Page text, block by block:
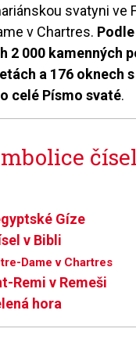
svatyni ve
v Chartres.
2 000 kamenných
a 176 oknech
celé Písmo svaté.
Gíze
v Bibli
Dame v Chartres
Remi v Remeši
hora